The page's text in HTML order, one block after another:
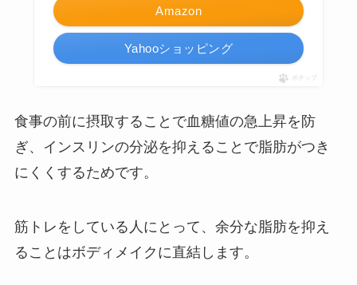
Amazon
Yahooショッピング
ポチップ
食事の前に摂取することで血糖値の急上昇を防
ぎ、インスリンの分泌を抑えることで脂肪がつき
にくくするためです。
筋トレをしている人にとって、余分な脂肪を抑え
ることはボディメイクに直結します。